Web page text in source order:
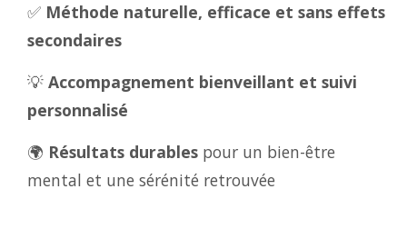
✅ Méthode naturelle, efficace et sans effets
secondaires
💡 Accompagnement bienveillant et suivi
personnalisé
🌍 Résultats durables pour un bien-être
mental et une sérénité retrouvée